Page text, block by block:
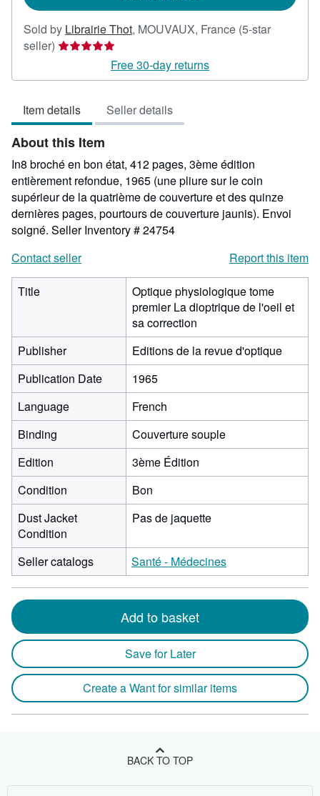
Sold by Librairie Thot, MOUVAUX, France (5-star
seller) Seller
5
of
5
stars
Free 30-day returns
Item details Seller details
About this Item
In8 broché en bon état, 412 pages, 3ème édition
entièrement refondue, 1965 (une pliure sur le coin
supérieur de la quatrième de couverture et des quinze
dernières pages, pourtours de couverture jaunis). Envoi
soigné. Seller Inventory # 24754
Contact seller
Report this item
Title
Optique physiologique tome
premier La dioptrique de l'oeil et
sa correction
Publisher
Editions de la revue d'optique
Publication Date
1965
Language
French
Binding
Couverture souple
Edition
3ème Édition
Condition
Bon
Dust Jacket
Condition
Pas de jaquette
Seller catalogs Santé - Médecines
Add to basket
Save for Later
Create a Want for similar items
BACK TO TOP